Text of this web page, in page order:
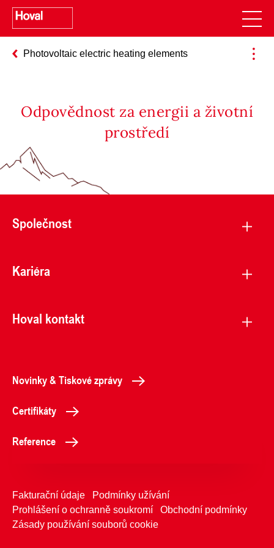
Photovoltaic electric heating elements
Odpovědnost za energii a životní
prostředí
Společnost
Kariéra
Hoval kontakt
Novinky & Tiskové zprávy
Certifikáty
Reference
Fakturační údaje
Podmínky užívání
Prohlášení o ochranně soukromí
Obchodní podmínky
Zásady používání souborů cookie